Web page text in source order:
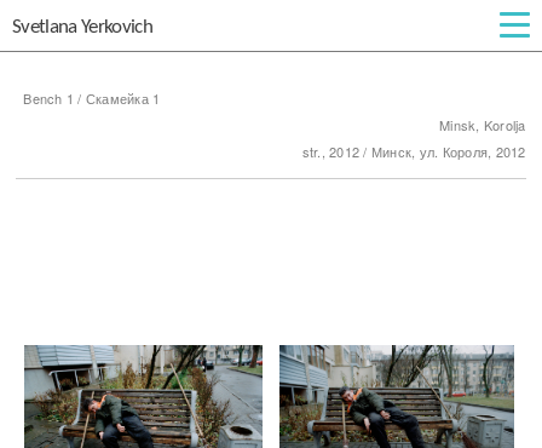
Svetlana Yerkovich
Bench 1 / Скамейка 1
Minsk, Korolja
str., 2012 / Минск, ул. Короля, 2012